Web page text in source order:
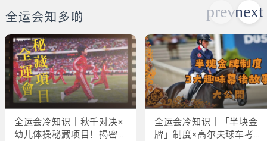
全运会知多啲
全运会冷知识｜秋千对决×
幼儿体操秘藏项目！揭密
全运会冷知识｜「半块金
牌」制度×高尔夫球车考牌